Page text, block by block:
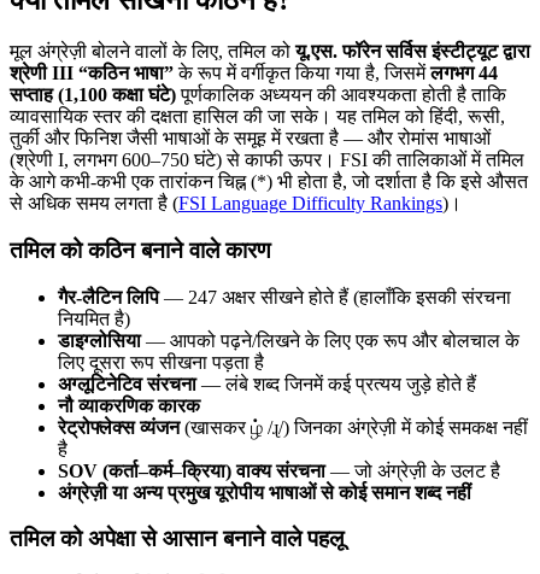
मूल अंग्रेज़ी बोलने वालों के लिए, तमिल कोयू.एस. फॉरेन सर्विस इंस्टीट्यूट द्वारा
श्रेणी III “कठिन भाषा”के रूप में वर्गीकृत किया गया है, जिसमेंलगभग 44
सप्ताह (1,100 कक्षा घंटे)पूर्णकालिक अध्ययन की आवश्यकता होती है ताकि
व्यावसायिक स्तर की दक्षता हासिल की जा सके। यह तमिल को हिंदी, रूसी,
तुर्की और फिनिश जैसी भाषाओं के समूह में रखता है — और रोमांस भाषाओं
(श्रेणी I, लगभग 600–750 घंटे) से काफी ऊपर। FSI की तालिकाओं में तमिल
के आगे कभी-कभी एक तारांकन चिह्न (*) भी होता है, जो दर्शाता है कि इसे औसत
से अधिक समय लगता है (FSI Language Difficulty Rankings)।
तमिल को कठिन बनाने वाले कारण
गैर-लैटिन लिपि— 247 अक्षर सीखने होते हैं (हालाँकि इसकी संरचना
नियमित है)
डाइग्लोसिया— आपको पढ़ने/लिखने के लिए एक रूप और बोलचाल के
लिए दूसरा रूप सीखना पड़ता है
अग्लूटिनेटिव संरचना— लंबे शब्द जिनमें कई प्रत्यय जुड़े होते हैं
नौ व्याकरणिक कारक
रेट्रोफ्लेक्स व्यंजन(खासकर ழ் /ɻ/) जिनका अंग्रेज़ी में कोई समकक्ष नहीं
है
SOV (कर्ता–कर्म–क्रिया) वाक्य संरचना— जो अंग्रेज़ी के उलट है
अंग्रेज़ी या अन्य प्रमुख यूरोपीय भाषाओं से कोई समान शब्द नहीं
तमिल को अपेक्षा से आसान बनाने वाले पहलू